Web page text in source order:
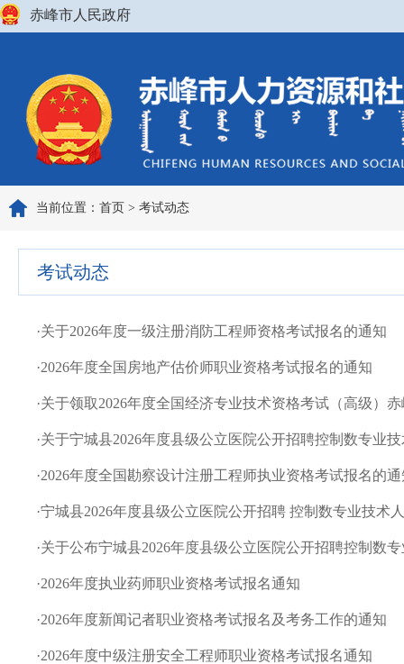
赤峰市人民政府
当前位置： 首页 > 考试动态
考试动态
·关于2026年度一级注册消防工程师资格考试报名的通知
·2026年度全国房地产估价师职业资格考试报名的通知
·关于领取2026年度全国经济专业技术资格考试（高级）
·关于宁城县2026年度县级公立医院公开招聘控制数专业
·2026年度全国勘察设计注册工程师执业资格考试报名的通
·宁城县2026年度县级公立医院公开招聘 控制数专业技术
·关于公布宁城县2026年度县级公立医院公开招聘控制数
·2026年度执业药师职业资格考试报名通知
·2026年度新闻记者职业资格考试报名及考务工作的通知
·2026年度中级注册安全工程师职业资格考试报名通知